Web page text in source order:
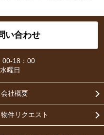
い合わせ
00-18：00
水曜日
会社概要
物件リクエスト